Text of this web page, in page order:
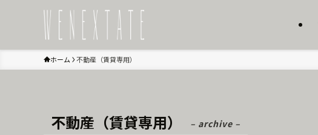
ホーム 不動産（賃貸専用）
不動産（賃貸専用） – archive –